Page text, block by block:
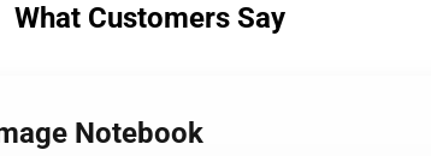
What Customers Say
Notebook